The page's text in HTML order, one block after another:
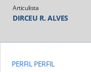
Articulista
DIRCEU R. ALVES
PERFIL PERFIL